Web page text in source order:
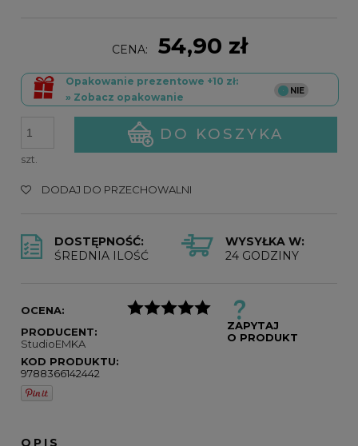
CENA: 54,90 zł
Opakowanie prezentowe +10 zł:
» Zobacz opakowanie
szt.
DO KOSZYKA
DODAJ DO PRZECHOWALNI
DOSTĘPNOŚĆ:
ŚREDNIA ILOŚĆ
WYSYŁKA W:
24 GODZINY
OCENA:
PRODUCENT:
StudioEMKA
KOD PRODUKTU:
9788366142442
ZAPYTAJ
O PRODUKT
OPIS